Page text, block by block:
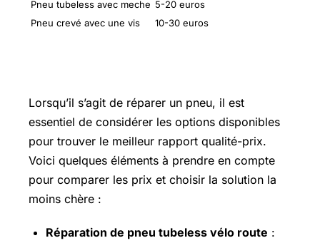
Pneu tubeless avec meche 5-20 euros
Pneu crevé avec une vis
10-30 euros
Lorsqu’il s’agit de réparer un pneu, il est
essentiel de considérer les options disponibles
pour trouver le meilleur rapport qualité-prix.
Voici quelques éléments à prendre en compte
pour comparer les prix et choisir la solution la
moins chère :
Réparation de pneu tubeless vélo route :